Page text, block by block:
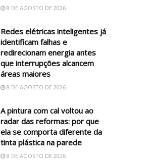
8 DE AGOSTO DE 2026
Redes elétricas inteligentes já
identificam falhas e
redirecionam energia antes
que interrupções alcancem
áreas maiores
8 DE AGOSTO DE 2026
A pintura com cal voltou ao
radar das reformas: por que
ela se comporta diferente da
tinta plástica na parede
8 DE AGOSTO DE 2026